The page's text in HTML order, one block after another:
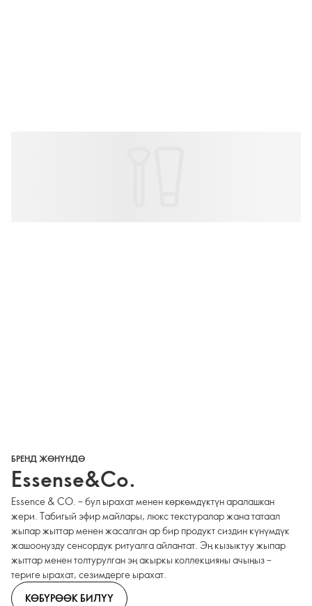
БРЕНД ЖӨНҮНДӨ
Essense&Co.
Essence & CO. – бул ырахат менен көркөмдүктүн аралашкан
жери. Табигый эфир майлары, люкс текстуралар жана татаал
жыпар жыттар менен жасалган ар бир продукт сиздин күнүмдүк
жашооңузду сенсордук ритуалга айлантат. Эң кызыктуу жыпар
жыттар менен толтурулган эң акыркы коллекцияны ачыңыз –
териге ырахат, сезимдерге ырахат.
КӨБҮРӨӨК БИЛҮҮ